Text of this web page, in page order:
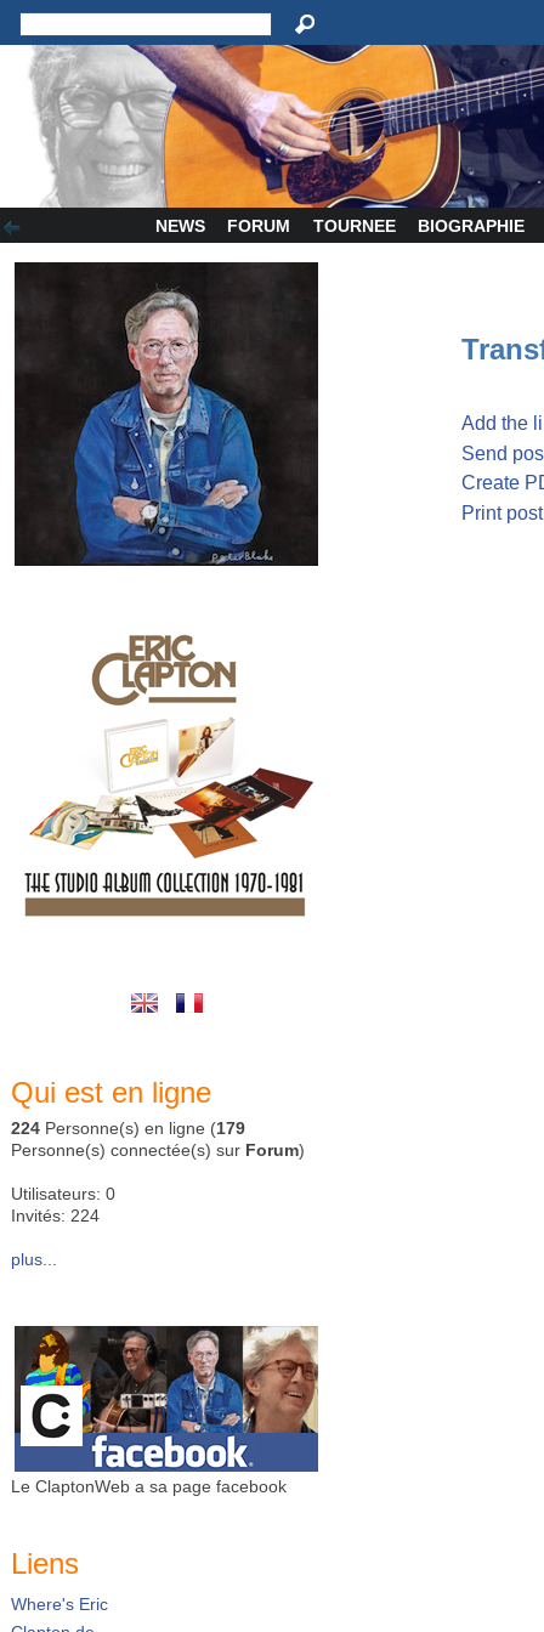
NEWS FORUM TOURNEE BIOGRAPHIE
Qui est en ligne
224 Personne(s) en ligne (179
Personne(s) connectée(s) sur Forum)
Utilisateurs: 0
Invités: 224
plus...
Le ClaptonWeb a sa page facebook
Liens
Where's Eric
Add the
Send
Create
Print post